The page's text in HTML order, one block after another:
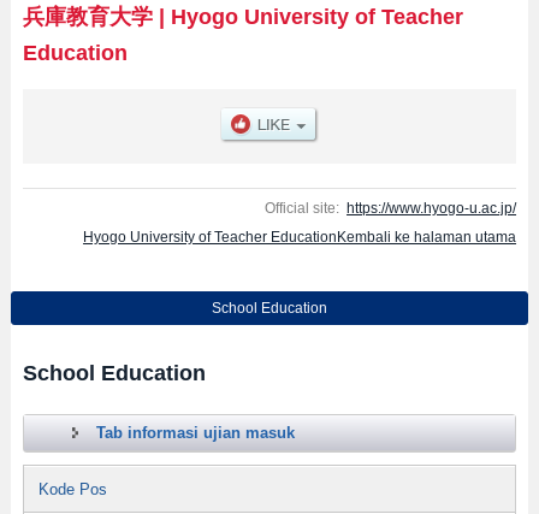
berbagai informasi yang berguna bagi mahasiswa(i) mancanegara seperti
kuota untuk jumlah pendaftar dan jumlah kelulusan ujian masuk
mahasiswa(i) mancanegara, informasi mengenai ujian masuk, prasarana
兵庫教育大学| Hyogo University of Teacher
Education
Official site: https://www.hyogo-u.ac.jp/
Hyogo University of Teacher EducationKembali ke halaman utama
School Education
School Education
Tab informasi ujian masuk
Kode Pos